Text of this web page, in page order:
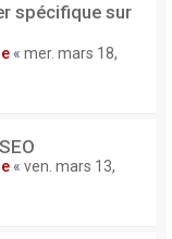
spécifique sur
« mer. mars 18,
« ven. mars 13,